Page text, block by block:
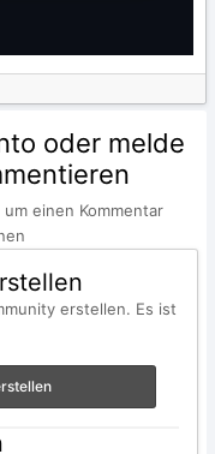
oder melde
einen Kommentar
erstellen. Es ist